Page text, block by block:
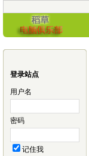
登录站点
用户名
密码
记住我